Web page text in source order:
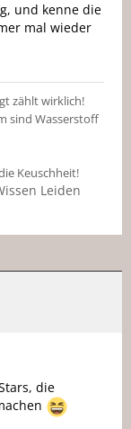
und kenne die
mal wieder
zählt wirklich!
sind Wasserstoff
Keuschheit!
Leiden
die